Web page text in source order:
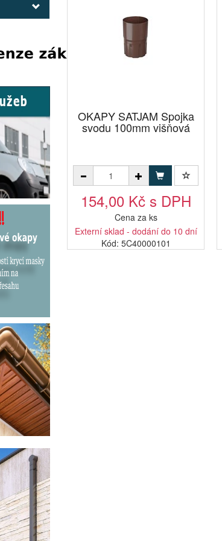
OKAPY SATJAM Spojka
svodu 100mm višňová
154,00 Kč s DPH
Cena za ks
Externí sklad - dodání do 10 dní
Kód: 5C40000101